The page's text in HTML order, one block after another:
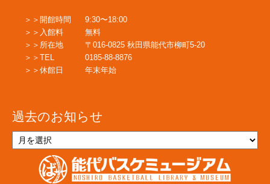
ナ
ビ
ー
開館時間
9:30〜18:00
入館料
無料
所在地
〒016-0825 秋田県能代市柳町5-20
TEL
0185-88-8876
休館日
年末年始
過去のお知らせ
去